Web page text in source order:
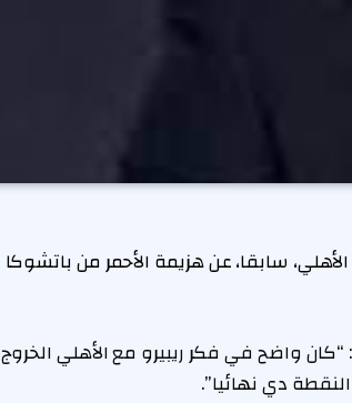
الأهلي، سابقا، عن هزيمة الأحمر من باتشوكا
واضح في فكر ريبيرو مع الأهلي الخروج
دي نهائيا”.